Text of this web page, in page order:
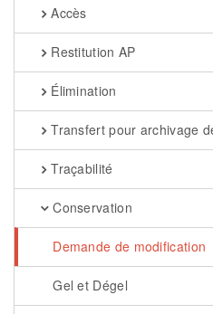
Accès
Restitution AP
Élimination
Transfert pour archivage
Traçabilité
Conservation
Demande de modification
Gel et Dégel